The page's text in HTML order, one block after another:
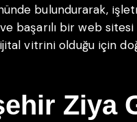
bulundurarak,
başarılı bir web
vitrini olduğu için
Ziya